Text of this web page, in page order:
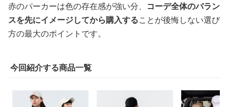
赤のパーカーは色の存在感が強い分、 コーデ全体のバラン
スを先にイメージしてから購入することが後悔しない選び
方の最大のポイントです。
今回紹介する商品一覧